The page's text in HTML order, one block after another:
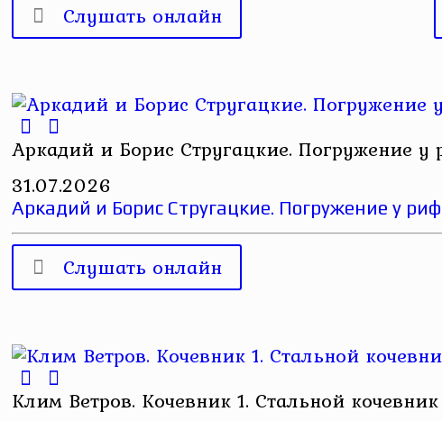
Слушать онлайн
Аркадий и Борис Стругацкие. Погружение у
31.07.2026
Аркадий и Борис Стругацкие. Погружение у
Слушать онлайн
Клим Ветров. Кочевник 1. Стальной кочевник